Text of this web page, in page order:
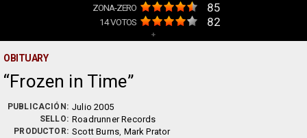
ZONA-ZERO 85
14VOTOS 82
+
OBITUARY
Frozen in Time
PUBLICACIÓN: Julio 2005
SELLO: Roadrunner Records
PRODUCTOR: Scott Burns, Mark Prator